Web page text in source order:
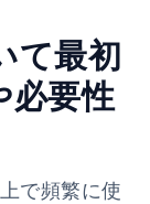
て最初
必要性
で頻繁に使